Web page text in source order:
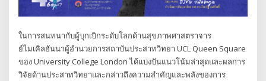
ในการสนทนากับผู้บุกเบิกระดับโลกด้านสุขภาพศาสตราจาร
ย์ไมเคิลฮันนาผู้อำนวยการสถาบันประสาทวิทยา UCL Queen Square
ของ University College London ได้แบ่งปันแนวโน้มล่าสุดและผลการ
วิจัยด้านประสาทวิทยาและกล่าวถึงความสำคัญและพลังของการ